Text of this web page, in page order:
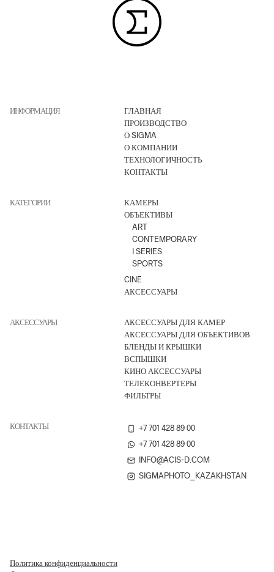
ИНФОРМАЦИЯ
ГЛАВНАЯ
ПРОИЗВОДСТВО
О SIGMA
О КОМПАНИИ
ТЕХНОЛОГИЧНОСТЬ
КОНТАКТЫ
КАТЕГОРИИ
КАМЕРЫ
ОБЪЕКТИВЫ
ART
CONTEMPORARY
I SERIES
SPORTS
CINE
АКСЕССУАРЫ
АКСЕССУАРЫ
АКСЕССУАРЫ ДЛЯ КАМЕР
АКСЕССУАРЫ ДЛЯ ОБЪЕКТИВОВ
БЛЕНДЫ И КРЫШКИ
ВСПЫШКИ
КИНО АКСЕССУАРЫ
ТЕЛЕКОНВЕРТЕРЫ
ФИЛЬТРЫ
КОНТАКТЫ
+7 701 428 89 00
+7 701 428 89 00
INFO@ACIS-D.COM
SIGMAPHOTO_KAZAKHSTAN
Политика конфиденциальности